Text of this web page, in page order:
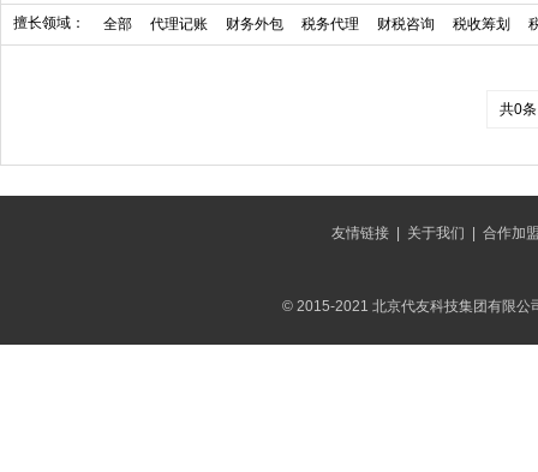
擅长领域： 全部 代理记账 财务外包 税务代理 财税咨询 税收筹划
共0条
友情链接| 关于我们 合作加
© 2015-2021 北京代友科技集团有限